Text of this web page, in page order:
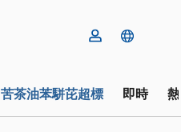
苦茶油苯駢芘超標 即時